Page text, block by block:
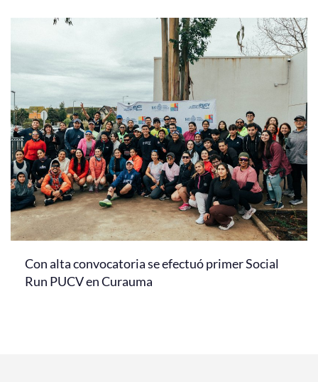
Con alta convocatoria se efectuó primer Social
Run PUCV en Curauma